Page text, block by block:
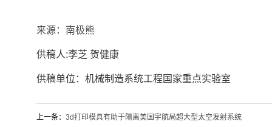
来源：南极熊
供稿人:李芝 贺健康
供稿单位：机械制造系统工程国家重点实验室
上一条： 3d打印模具有助于隔离美国宇航局超大型太空发射系统